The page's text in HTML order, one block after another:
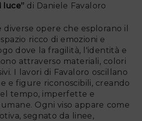
luce” di Daniele Favaloro
diverse opere che esplorano il
ricco di emozioni e
dove la fragilità, l'identità e
attraverso materiali, colori
I lavori di Favaloro oscillano
e figure riconoscibili, creando
tempo, imperfette e
Ogni viso appare come
segnato da linee,